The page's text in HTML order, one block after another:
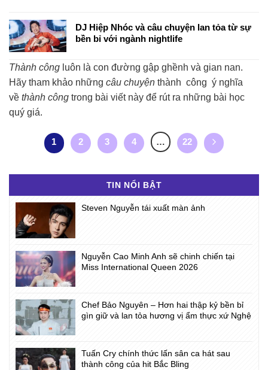
DJ Hiệp Nhóc và câu chuyện lan tỏa từ sự
bền bỉ với ngành nightlife
Thành công luôn là con đường gập ghềnh và gian nan.
Hãy tham khảo những câu chuyện thành công ý nghĩa
về thành công trong bài viết này để rút ra những bài học
quý giá.
1 2 3 4 … 22
TIN NỔI BẬT
Steven Nguyễn tái xuất màn ảnh
Nguyễn Cao Minh Anh sẽ chinh chiến tại
Miss International Queen 2026
Chef Bảo Nguyên – Hơn hai thập kỷ bền bỉ
gìn giữ và lan tỏa hương vị ẩm thực xứ Nghệ
Tuấn Cry chính thức lấn sân ca hát sau
thành công của hit Bắc Bling